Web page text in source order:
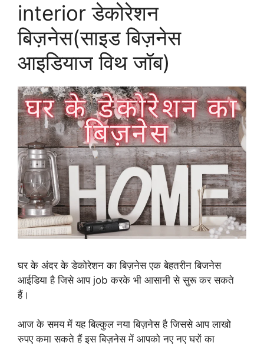
interior डेकोरेशन
बिज़नेस(साइड बिज़नेस
आइडियाज विथ जॉब)
घर के अंदर के डेकोरेशन का बिज़नेस एक बेहतरीन बिजनेस
आईडिया है जिसे आप job करके भी आसानी से सुरू कर सकते
हैं।
आज के समय में यह बिल्कुल नया बिज़नेस है जिससे आप लाखो
रुपए कमा सकते हैं इस बिज़नेस में आपको नए नए घरों का